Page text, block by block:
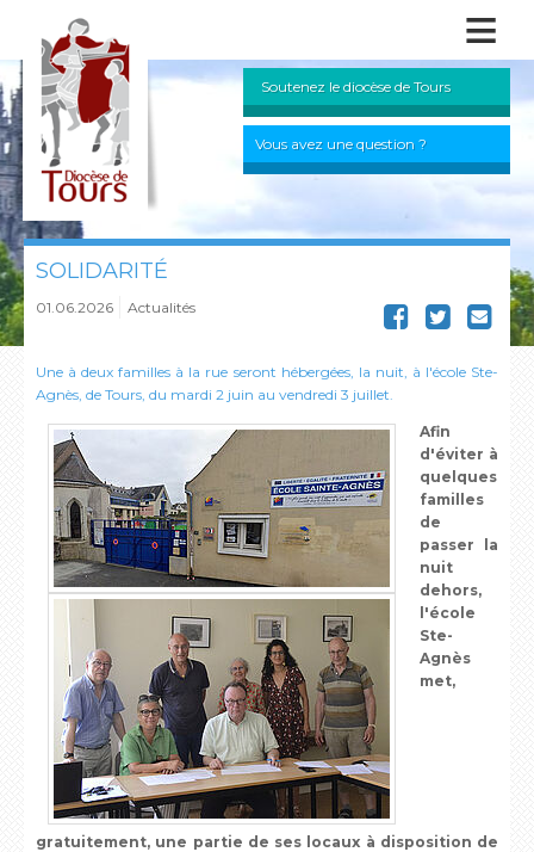
≡
Soutenez le diocèse de Tours
Vous avez une question ?
SOLIDARITÉ
01.06.2026 Actualités
Une à deux familles à la rue seront hébergées, la nuit, à l'école Ste-
Agnès, de Tours, du mardi 2 juin au vendredi 3 juillet.
Afin
d'éviter à
quelques
familles
de
passer la
nuit
dehors,
l'école
Ste-
Agnès
met,
gratuitement, une partie de ses locaux à disposition de